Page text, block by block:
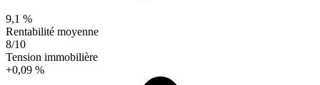
9,1 %
Rentabilité moyenne
8/10
Tension immobilière
+0,09 %